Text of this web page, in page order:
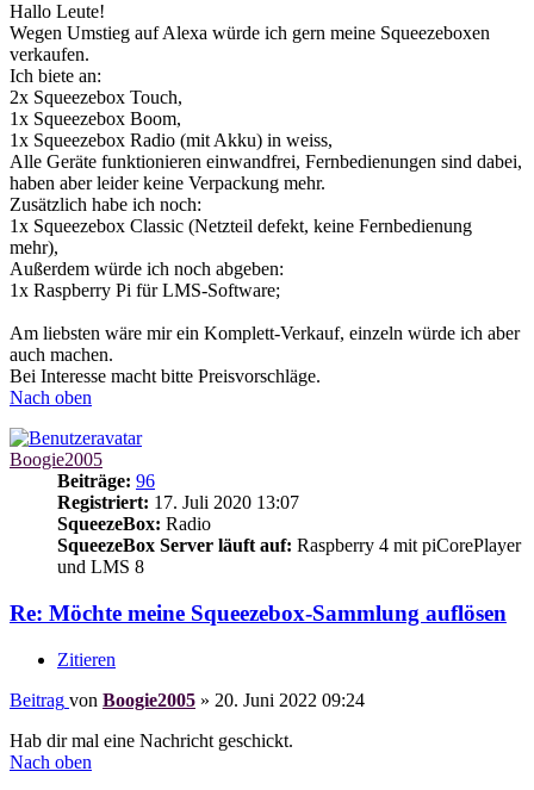
Hallo Leute!
Wegen Umstieg auf Alexa würde ich gern meine Squeezeboxen
verkaufen.
Ich biete an:
2x Squeezebox Touch,
1x Squeezebox Boom,
1x Squeezebox Radio (mit Akku) in weiss,
Alle Geräte funktionieren einwandfrei, Fernbedienungen sind dabei,
haben aber leider keine Verpackung mehr.
Zusätzlich habe ich noch:
1x Squeezebox Classic (Netzteil defekt, keine Fernbedienung
mehr),
Außerdem würde ich noch abgeben:
1x Raspberry Pi für LMS-Software;
Am liebsten wäre mir ein Komplett-Verkauf, einzeln würde ich aber
auch machen.
Bei Interesse macht bitte Preisvorschläge.
Nach oben
Boogie2005
Beiträge: 96
Registriert: 17. Juli 2020 13:07
SqueezeBox: Radio
SqueezeBox Server läuft auf: Raspberry 4 mit piCorePlayer
und LMS 8
Re: Möchte meine Squeezebox-Sammlung auflösen
Zitieren
Beitrag von Boogie2005 » 20. Juni 2022 09:24
Hab dir mal eine Nachricht geschickt.
Nach oben